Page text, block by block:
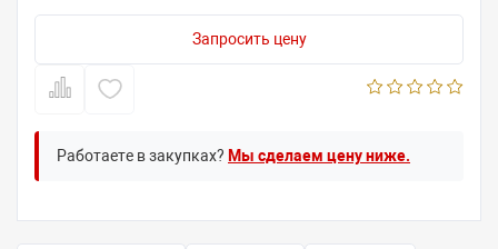
Запросить цену
Работаете в закупках? Мы сделаем цену ниже.